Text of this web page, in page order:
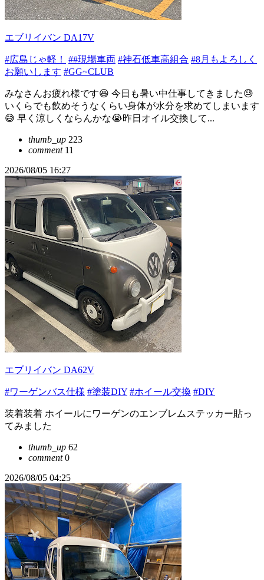
エブリイバン DA17V
#広島じゃ軽！ ##現場車両 #神石低車高組合 #8月もよろしく
お願いします #GG~CLUB
みなさんお疲れ様です😆 今日も暑い中仕事してきました😓
いくらでも飲めそうなくらい身体が水分を求めてしまいます
😅 早く涼しくならんかな😭昨日オイル交換して...
thumb_up 223
comment11
2026/08/05 16:27
エブリイバン DA62V
#ワーゲンバス仕様 #塗装DIY #ホイール交換 #DIY
装着装着 ホイールにワーゲンのエンブレムステッカー貼っ
てみました
thumb_up 62
comment0
2026/08/05 04:25